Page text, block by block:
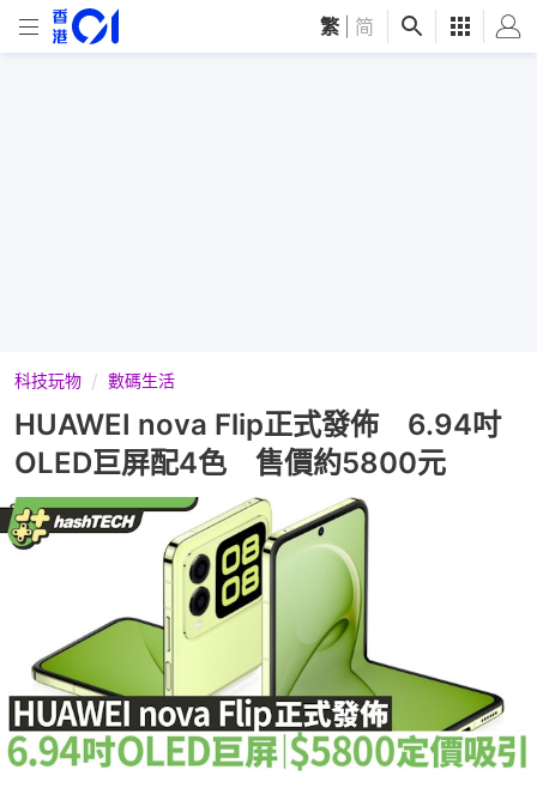
繁 简
科技玩物 數碼生活
HUAWEI nova Flip正式發佈 6.94吋
OLED巨屏配4色 售價約5800元